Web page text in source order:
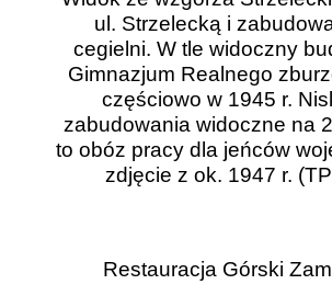
ul. Strzelecką i
cegielni. W tle widoczny
Gimnazjum Realnego
częściowo w 1945 r.
zabudowania widoczne na
to obóz pracy dla jeńców
zdjęcie z ok. 1947 r.
Restauracja Górski